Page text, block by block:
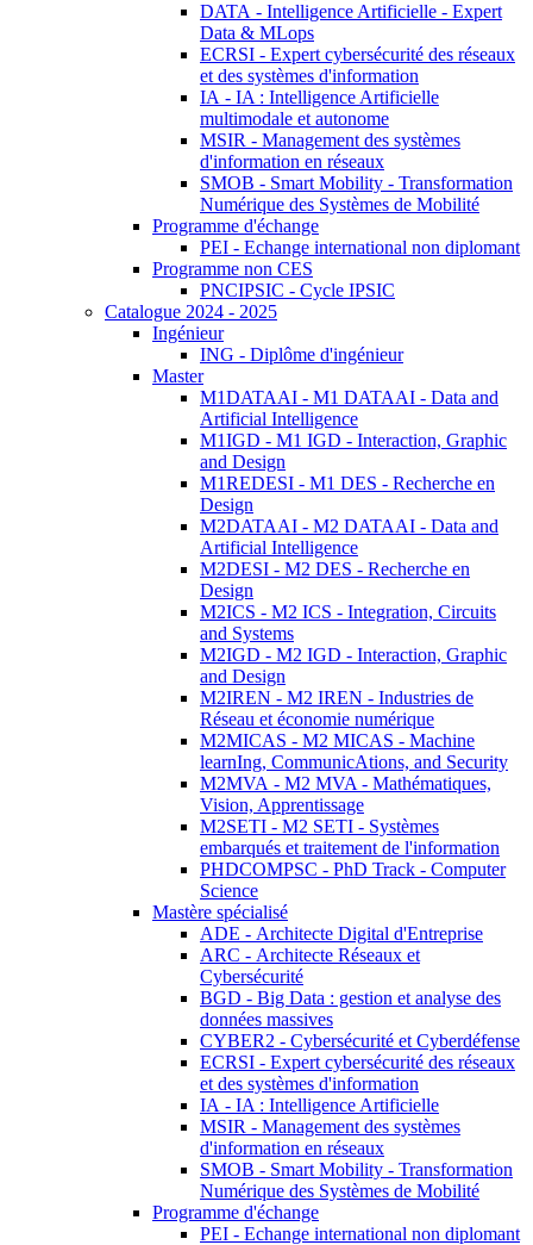
DATA - Intelligence Artificielle - Expert
Data & MLops
ECRSI - Expert cybersécurité des réseaux
et des systèmes d'information
IA - IA : Intelligence Artificielle
multimodale et autonome
MSIR - Management des systèmes
d'information en réseaux
SMOB - Smart Mobility - Transformation
Numérique des Systèmes de Mobilité
Programme d'échange
PEI - Echange international non diplomant
Programme non CES
PNCIPSIC - Cycle IPSIC
Catalogue 2024 - 2025
Ingénieur
ING - Diplôme d'ingénieur
Master
M1DATAAI - M1 DATAAI - Data and
Artificial Intelligence
M1IGD - M1 IGD - Interaction, Graphic
and Design
M1REDESI - M1 DES - Recherche en
Design
M2DATAAI - M2 DATAAI - Data and
Artificial Intelligence
M2DESI - M2 DES - Recherche en
Design
M2ICS - M2 ICS - Integration, Circuits
and Systems
M2IGD - M2 IGD - Interaction, Graphic
and Design
M2IREN - M2 IREN - Industries de
Réseau et économie numérique
M2MICAS - M2 MICAS - Machine
learnIng, CommunicAtions, and Security
M2MVA - M2 MVA - Mathématiques,
Vision, Apprentissage
M2SETI - M2 SETI - Systèmes
embarqués et traitement de l'information
PHDCOMPSC - PhD Track - Computer
Science
Mastère spécialisé
ADE - Architecte Digital d'Entreprise
ARC - Architecte Réseaux et
Cybersécurité
BGD - Big Data : gestion et analyse des
données massives
CYBER2 - Cybersécurité et Cyberdéfense
ECRSI - Expert cybersécurité des réseaux
et des systèmes d'information
IA - IA : Intelligence Artificielle
MSIR - Management des systèmes
d'information en réseaux
SMOB - Smart Mobility - Transformation
Numérique des Systèmes de Mobilité
Programme d'échange
PEI - Echange international non diplomant